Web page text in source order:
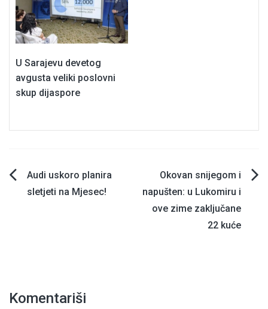
U Sarajevu devetog
avgusta veliki poslovni
skup dijaspore
Navigacija
Audi uskoro planira
sletjeti na Mjesec!
Okovan snijegom i
napušten: u Lukomiru i
ove zime zaključane
22 kuće
Komentariši